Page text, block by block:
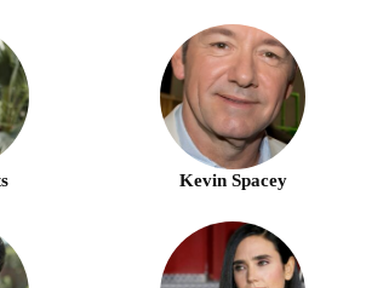
Kevin Spacey